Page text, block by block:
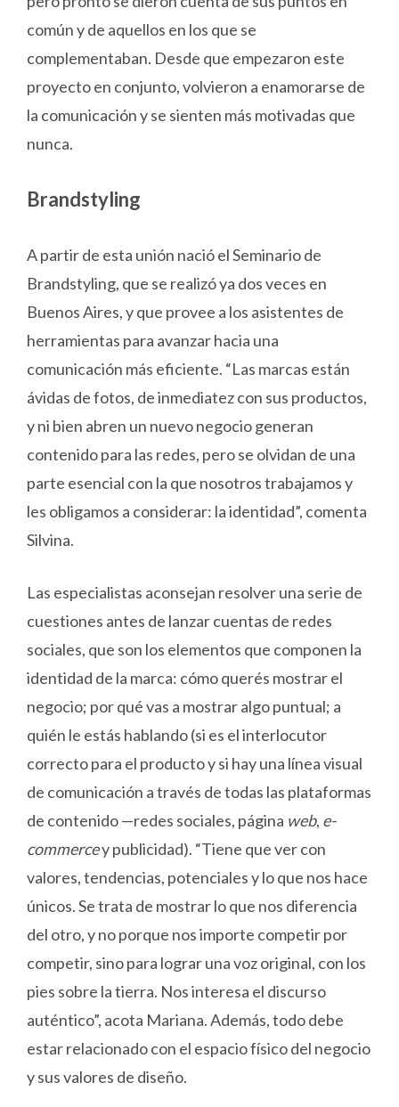
común y de aquellos en los que se
complementaban. Desde que empezaron este
proyecto en conjunto, volvieron a enamorarse de
la comunicación y se sienten más motivadas que
nunca.
Brandstyling
A partir de esta unión nació el Seminario de
Brandstyling, que se realizó ya dos veces en
Buenos Aires, y que provee a los asistentes de
herramientas para avanzar hacia una
comunicación más eficiente. “Las marcas están
ávidas de fotos, de inmediatez con sus productos,
y ni bien abren un nuevo negocio generan
contenido para las redes, pero se olvidan de una
parte esencial con la que nosotros trabajamos y
les obligamos a considerar: la identidad”, comenta
Silvina.
Las especialistas aconsejan resolver una serie de
cuestiones antes de lanzar cuentas de redes
sociales, que son los elementos que componen la
identidad de la marca: cómo querés mostrar el
negocio; por qué vas a mostrar algo puntual; a
quién le estás hablando (si es el interlocutor
correcto para el producto y si hay una línea visual
de comunicación a través de todas las plataformas
de contenido —redes sociales, página web, e-
commercey publicidad). “Tiene que ver con
valores, tendencias, potenciales y lo que nos hace
únicos. Se trata de mostrar lo que nos diferencia
del otro, y no porque nos importe competir por
competir, sino para lograr una voz original, con los
pies sobre la tierra. Nos interesa el discurso
auténtico”, acota Mariana. Además, todo debe
estar relacionado con el espacio físico del negocio
y sus valores de diseño.